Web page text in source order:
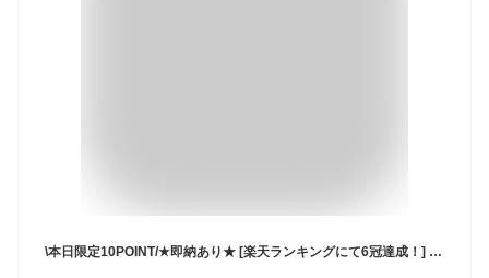
\本日限定10POINT/★即納あり★ [楽天ランキングにて6冠達成！] Manatsulifeメンズ メッシュベスト カメラマンベスト フィッシングベスト 釣り 速乾 通気 多機能 防災 キャンプ ジャケット アウトドア 大きいサイズ 釣り 撮影用 父の日 登山 春夏秋 暑さ対策 多色